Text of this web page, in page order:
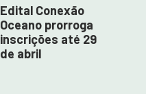
Edital Conexão
Oceano prorroga
inscrições até 29
de abril